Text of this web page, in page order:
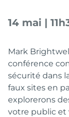
14 mai |
Mark
conférence
sécurité dans
faux sites en
explorerons
votre public et